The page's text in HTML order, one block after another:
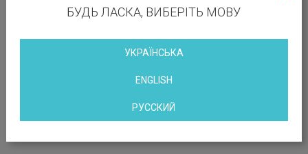
БУДЬ ЛАСКА, ВИБЕРІТЬ МОВУ
УКРАЇНСЬКА
ENGLISH
РУССКИЙ